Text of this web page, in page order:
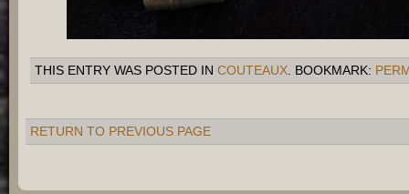
THIS ENTRY WAS POSTED IN COUTEAUX . BOOKMARK:
RETURN TO PREVIOUS PAGE